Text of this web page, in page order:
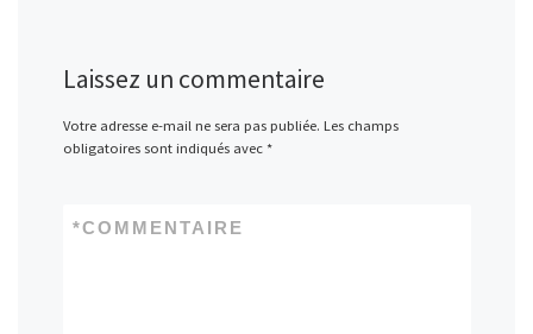
Laissez un commentaire
Votre adresse e-mail ne sera pas publiée. Les champs
obligatoires sont indiqués avec *
COMMENTAIRE
*